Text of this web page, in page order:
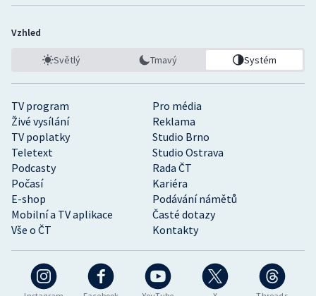
TV program
Pro média
Živé vysílání
Reklama
TV poplatky
Studio Brno
Teletext
Studio Ostrava
Podcasty
Rada ČT
Počasí
Kariéra
E-shop
Podávání námětů
Mobilní a TV aplikace
Časté dotazy
Vše o ČT
Kontakty
Vzhled
Světlý Tmavý Systém